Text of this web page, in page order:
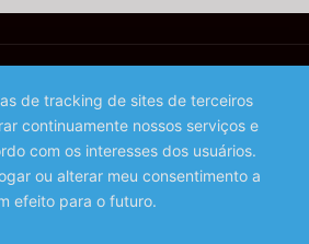
de Promoção da Madeira
de tracking de sites de terceiros
continuamente nossos serviços e
com os interesses dos usuários.
ou alterar meu consentimento a
efeito para o futuro.